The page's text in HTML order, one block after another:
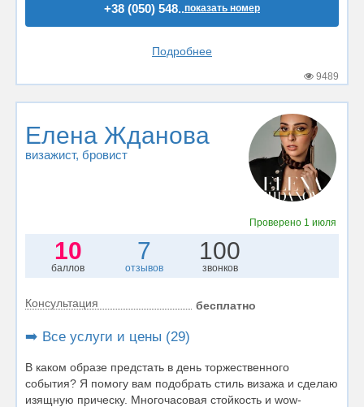
+38 (050) 548..показать номер
Подробнее
9489
Елена Жданова
визажист, бровист
Проверено 1 июля
10
баллов
7
отзывов
100
звонков
Консультация бесплатно
➡️ Все услуги и цены (29)
В каком образе предстать в день торжественного
события? Я помогу вам подобрать стиль визажа и сделаю
изящную прическу. Многочасовая стойкость и wow-